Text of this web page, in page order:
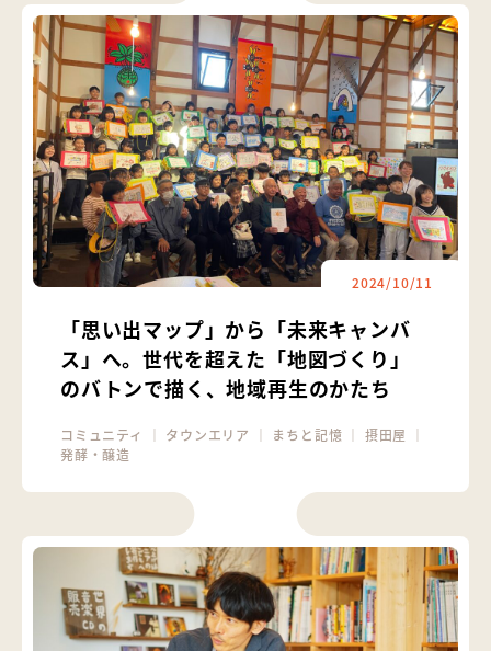
2024/10/11
「思い出マップ」から「未来キャンバ
ス」へ。世代を超えた「地図づくり」
のバトンで描く、地域再生のかたち
コミュニティ ｜ タウンエリア ｜ まちと記憶 ｜ 摂田屋
｜
発酵・醸造